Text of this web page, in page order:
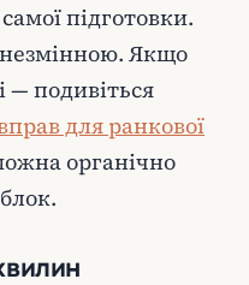
підготовки.
Якщо
— подивіться
для ранкової
органічно